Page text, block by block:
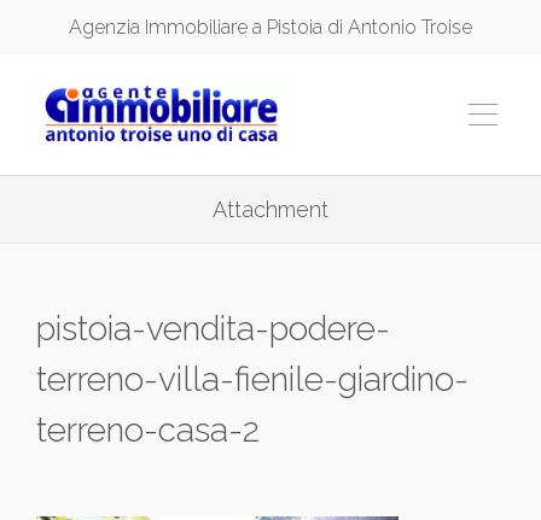
Agenzia Immobiliare a Pistoia di Antonio Troise
Attachment
pistoia-vendita-podere-
terreno-villa-fienile-giardino-
terreno-casa-2